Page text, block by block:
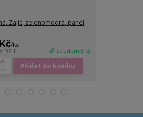
Zajíc, zelenomodrá, panel
/ks
DPH 🌈 Skladem 8 ks
Přidat do košíku